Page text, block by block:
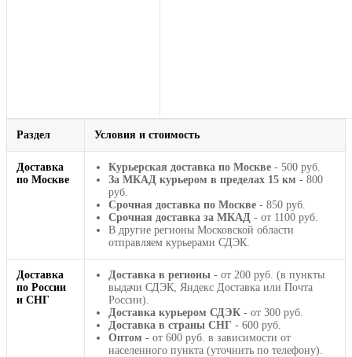
Раздел Условия и стоимость
Доставка
по Москве
Курьерская доставка по Москве - 500 руб.
За МКАД курьером в пределах 15 км - 800
руб.
Срочная доставка по Москве - 850 руб.
Срочная доставка за МКАД - от 1100 руб.
В другие регионы Московской области
отправляем курьерами СДЭК.
Доставка
по России
и СНГ
Доставка в регионы - от 200 руб. (в пункты
выдачи СДЭК, Яндекс Доставка или Почта
России).
Доставка курьером СДЭК - от 300 руб.
Доставка в страны СНГ - 600 руб.
Оптом - от 600 руб. в зависимости от
населенного пункта (уточнить по телефону).